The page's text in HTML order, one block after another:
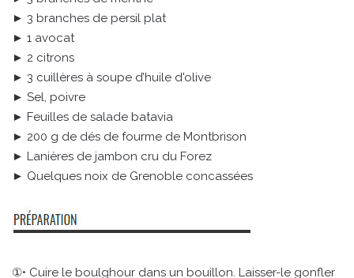
► 3 branches de persil plat
► 1 avocat
► 2 citrons
► 3 cuillères à soupe d’huile d'olive
► Sel, poivre
► Feuilles de salade batavia
► 200 g de dés de fourme de Montbrison
► Lanières de jambon cru du Forez
► Quelques noix de Grenoble concassées
①• Cuire le boulghour dans un bouillon. Laisser-le gonfler